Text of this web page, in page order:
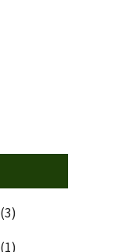
(3)
(1)